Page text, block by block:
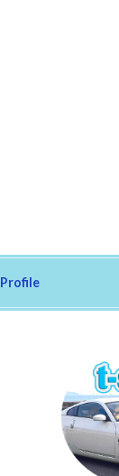
Profile